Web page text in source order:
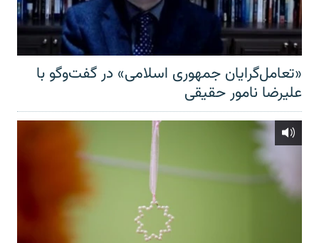
«تعامل‌گرایان جمهوری اسلامی» در گفت‌وگو با
علیرضا نامور حقیقی